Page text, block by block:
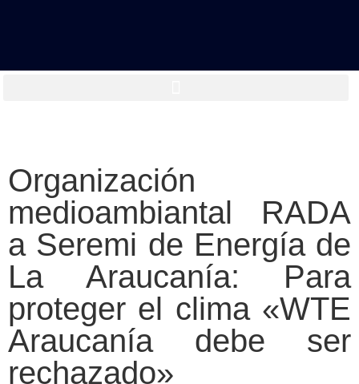
Organización
medioambiantal RADA
a Seremi de Energía de
La Araucanía: Para
proteger el clima «WTE
Araucanía debe ser
rechazado»